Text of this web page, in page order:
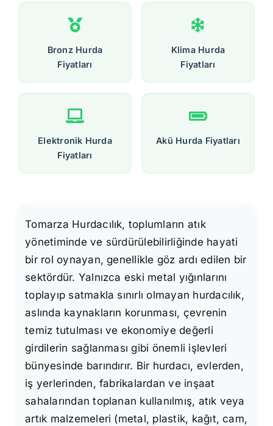
Bronz Hurda
Fiyatları
Klima Hurda
Fiyatları
Elektronik Hurda
Fiyatları
Akü Hurda Fiyatları
Tomarza Hurdacılık, toplumların atık
yönetiminde ve sürdürülebilirliğinde hayati
bir rol oynayan, genellikle göz ardı edilen bir
sektördür. Yalnızca eski metal yığınlarını
toplayıp satmakla sınırlı olmayan hurdacılık,
aslında kaynakların korunması, çevrenin
temiz tutulması ve ekonomiye değerli
girdilerin sağlanması gibi önemli işlevleri
bünyesinde barındırır. Bir hurdacı, evlerden,
iş yerlerinden, fabrikalardan ve inşaat
sahalarından toplanan kullanılmış, atık veya
artık malzemeleri (metal, plastik, kağıt, cam,